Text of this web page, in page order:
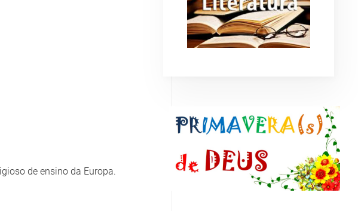
de ensino da Europa.